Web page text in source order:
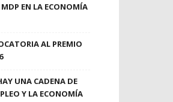
EN LA ECONOMÍA
AL PREMIO
UNA CADENA DE
Y LA ECONOMÍA